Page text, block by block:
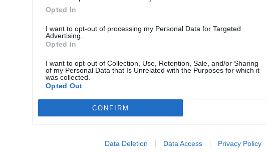
Opted In
I want to opt-out of processing my Personal Data for Targeted
Advertising.
Opted In
I want to opt-out of Collection, Use, Retention, Sale, and/or Sharing
of my Personal Data that Is Unrelated with the Purposes for which it
was collected.
Opted Out
CONFIRM
Data Deletion Data Access Privacy Policy
συνθήκες του περιστατικού διενεργείται από το Λιμενικό Σταθμό Χώρας